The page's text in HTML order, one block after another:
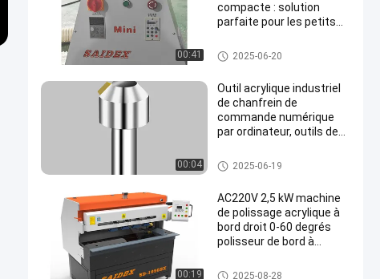
00:41
compacte : solution
parfaite pour les petits
Machines à acrylique
2025-06-20
00:04
Outil acrylique industriel
de chanfrein de
commande numérique
par ordinateur, outils de
pratiques de commande
numérique par ordinateur
Coupeuse à fraisage à Chamf
er
2025-06-19
00:19
AC220V 2,5 kW machine
de polissage acrylique à
bord droit 0-60 degrés
polisseur de bord à
Polisseur de bords acrylique
2025-08-28